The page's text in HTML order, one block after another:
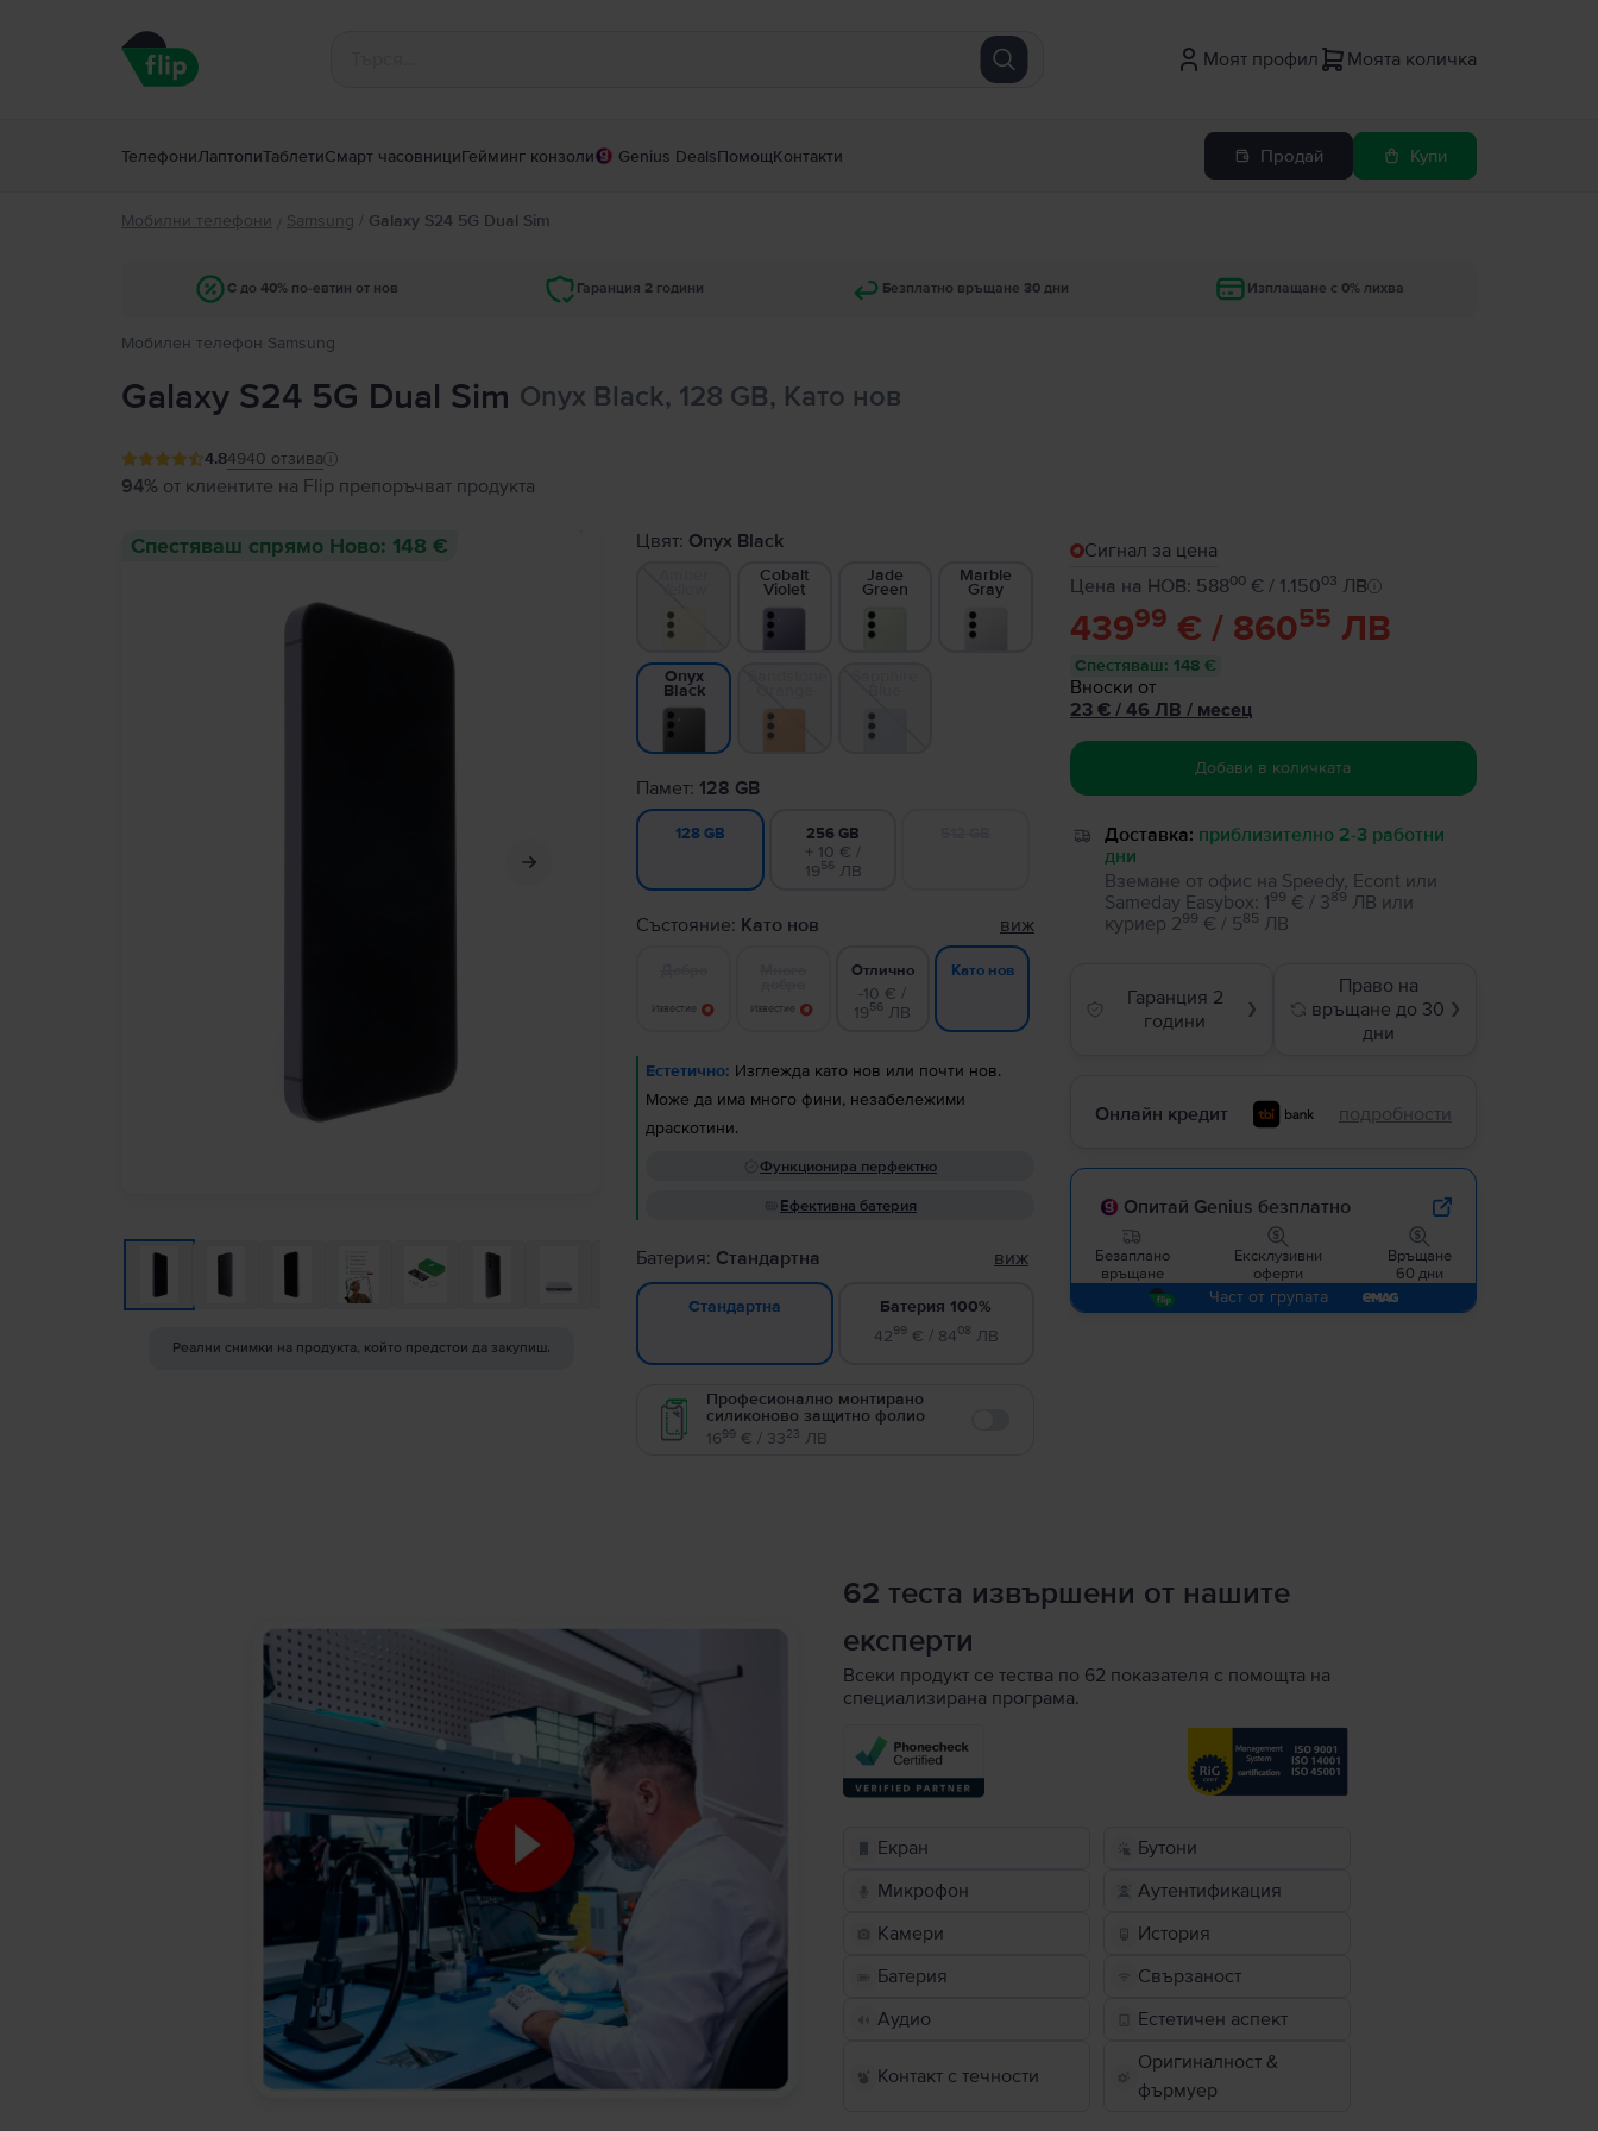
Моят профил Моята количка
ТелефониЛаптопиТаблетиСмарт часовнициГейминг конзоли Genius DealsПомощКонтакти Продай Купи
Мобилни телефони / Samsung / Galaxy S24 5G Dual Sim
С до 40% по-евтин от нов Гаранция 2 години Безплатно връщане 30 дни Изплащане с 0% лихва
Мобилен телефон Samsung
Galaxy S24 5G Dual Sim Onyx Black, 128 GB, Като нов
4.84940 отзива
94% от клиентите на Flip препоръчват продукта
Спестяваш спрямо Ново: 148 €
Реални снимки на продукта, който предстои да закупиш.
Цвят: Onyx Black
Cobalt
Violet
Jade
Green
Marble
Gray
Onyx
Black
Памет: 128 GB
128 GB 256 GB
+ 10 € /
1956ЛВ
Състояние: Като нов виж
Известие Известие
Отлично
-10 € /
1956 ЛВ
Като нов
Естетично: Изглежда като нов или почти нов.
Може да има много фини, незабележими
драскотини.
Функционира перфектно
Ефективна батерия
Батерия: Стандартна виж
Стандартна
Батерия 100%
4299€ / 8408 ЛВ
Професионално монтирано
силиконово защитно фолио
1699 € / 3323 ЛВ
Сигнал за цена
Цена на НОВ: 58800€ / 1.15003 ЛВ
43999 € / 86055 ЛВ
Спестяваш: 148 €
Вноски от
23 €/ 46 ЛВ / месец
Добави в количката
Доставка: приблизително 2-3 работни
дни
Вземане от офис на Speedy, Econt или
Sameday Easybox: 199 € / 389 ЛВ или
куриер 299 € / 585 ЛВ
Гаранция 2
години
❯
Право на
връщане до 30
дни
❯
Онлайн кредит подробности
Опитай Genius безплатно
Безаплано
връщане
Ексклузивни
оферти
Връщане
60 дни
Част от групата
62 теста извършени от нашите
експерти
Всеки продукт се тества по 62 показателя с помощта на
специализирана програма.
Екран
Бутони
Микрофон
Аутентификация
Камери
История
Батерия
Свързаност
Аудио
Естетичен аспект
Контакт с течности
Оригиналност &
фърмуер